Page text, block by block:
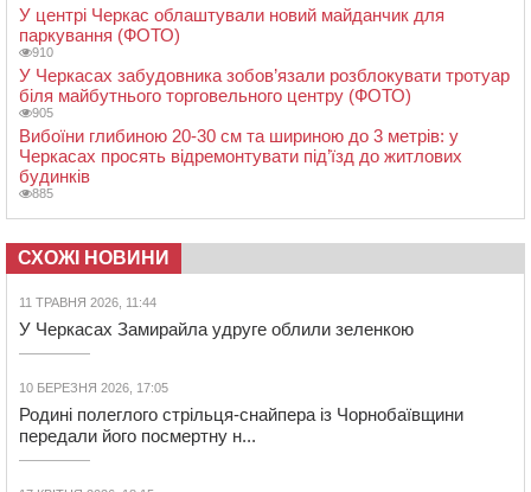
У центрі Черкас облаштували новий майданчик для
паркування (ФОТО)
910
У Черкасах забудовника зобов’язали розблокувати тротуар
біля майбутнього торговельного центру (ФОТО)
905
Вибоїни глибиною 20-30 см та шириною до 3 метрів: у
Черкасах просять відремонтувати під’їзд до житлових
будинків
885
СХОЖІ НОВИНИ
11 ТРАВНЯ 2026, 11:44
У Черкасах Замирайла удруге облили зеленкою
10 БЕРЕЗНЯ 2026, 17:05
Родині полеглого стрільця-снайпера із Чорнобаївщини
передали його посмертну н...